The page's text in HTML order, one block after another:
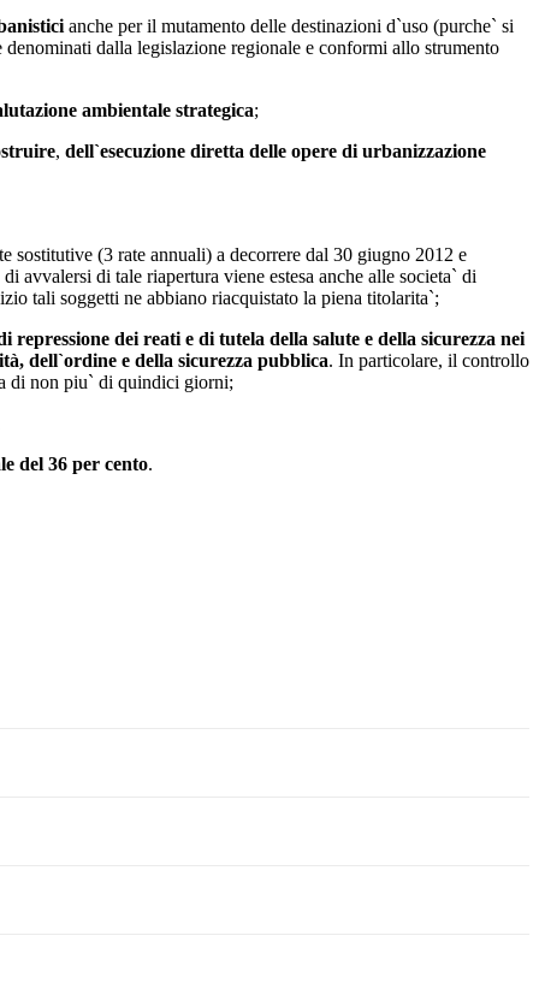
anche per il mutamento delle destinazioni d`uso (purche` si
dalla legislazione regionale e conformi allo strumento
ambientale strategica;
, dell`esecuzione diretta delle opere di urbanizzazione
sostitutive (3 rate annuali) a decorrere dal 30 giugno 2012 e
di tale riapertura viene estesa anche alle societa` di
tali soggetti ne abbiano riacquistato la piena titolarita`;
dei reati e di tutela della salute e della sicurezza nei
dell`ordine e della sicurezza pubblica. In particolare, il controllo
di non piu` di quindici giorni;
del 36 per cento.